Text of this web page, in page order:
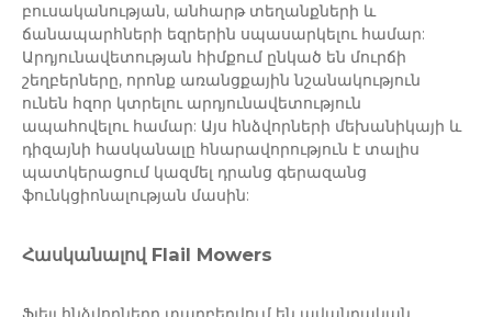
բուսականության, անհարթ տեղանքների և
ճանապարհների եզրերին սպասարկելու համար:
Արդյունավետության հիմքում ընկած են մուրճի
շեղբերները, որոնք առանցքային նշանակություն
ունեն հզոր կտրելու արդյունավետություն
ապահովելու համար: Այս հնձվորների մեխանիկայի և
դիզայնի հասկանալը հնարավորություն է տալիս
պատկերացում կազմել դրանց գերազանց
ֆունկցիոնալության մասին:
Հասկանալով Flail Mowers